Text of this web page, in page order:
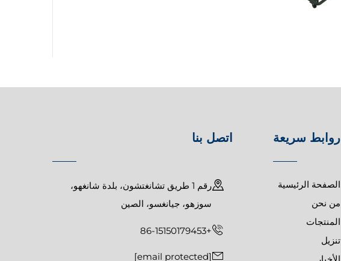
روابط سريعة
الصفحة الرئيسية
من نحن
المنتجات
تنزيل
اتصل بنا
رقم 1 طريق تشانغتشون، بلدة شانغهو،
سوزهو، جيانغسو، الصين
+86-15150179453
[email protected]